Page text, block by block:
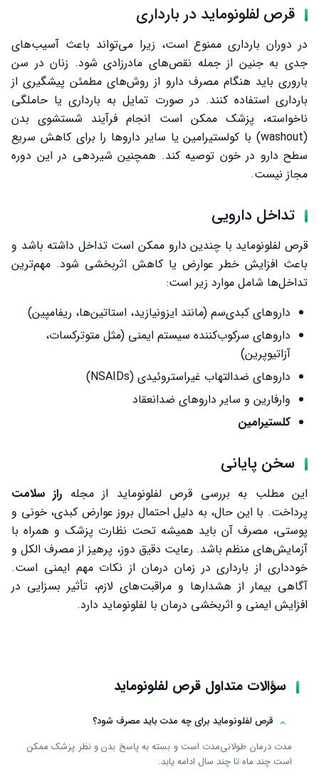
قرص لفلونوماید در بارداری
در دوران بارداری ممنوع است، زیرا می‌تواند باعث آسیب‌های
جدی به جنین از جمله نقص‌های مادرزادی شود. زنان در سن
باروری باید هنگام مصرف دارو از روش‌های مطمئن پیشگیری از
بارداری استفاده کنند. در صورت تمایل به بارداری یا حاملگی
ناخواسته، پزشک ممکن است انجام فرآیند شستشوی بدن
(washout) با کولستیرامین یا سایر داروها را برای کاهش سریع
سطح دارو در خون توصیه کند. همچنین شیردهی در این دوره
مجاز نیست.
تداخل دارویی
قرص لفلونوماید با چندین دارو ممکن است تداخل داشته باشد و
باعث افزایش خطر عوارض یا کاهش اثربخشی شود. مهم‌ترین
تداخل‌ها شامل موارد زیر است:
داروهای کبدی‌سم (مانند ایزونیازید، استاتین‌ها، ریفامپین)
داروهای سرکوب‌کننده سیستم ایمنی (مثل متوترکسات،
آزاتیوپرین)
داروهای ضدالتهاب غیراستروئیدی (NSAIDs)
وارفارین و سایر داروهای ضدانعقاد
کلستیرامین
سخن پایانی
این مطلب به بررسی قرص لفلونوماید از مجله راز سلامت
پرداخت. با این حال، به دلیل احتمال بروز عوارض کبدی، خونی و
پوستی، مصرف آن باید همیشه تحت نظارت پزشک و همراه با
آزمایش‌های منظم باشد. رعایت دقیق دوز، پرهیز از مصرف الکل و
خودداری از بارداری در زمان درمان از نکات مهم ایمنی است.
آگاهی بیمار از هشدارها و مراقبت‌های لازم، تأثیر بسزایی در
افزایش ایمنی و اثربخشی درمان با لفلونوماید دارد.
سؤالات متداول قرص لفلونوماید
قرص لفلونوماید برای چه مدت باید مصرف شود؟
مدت درمان طولانی‌مدت است و بسته به پاسخ بدن و نظر پزشک ممکن
است چند ماه تا چند سال ادامه یابد.